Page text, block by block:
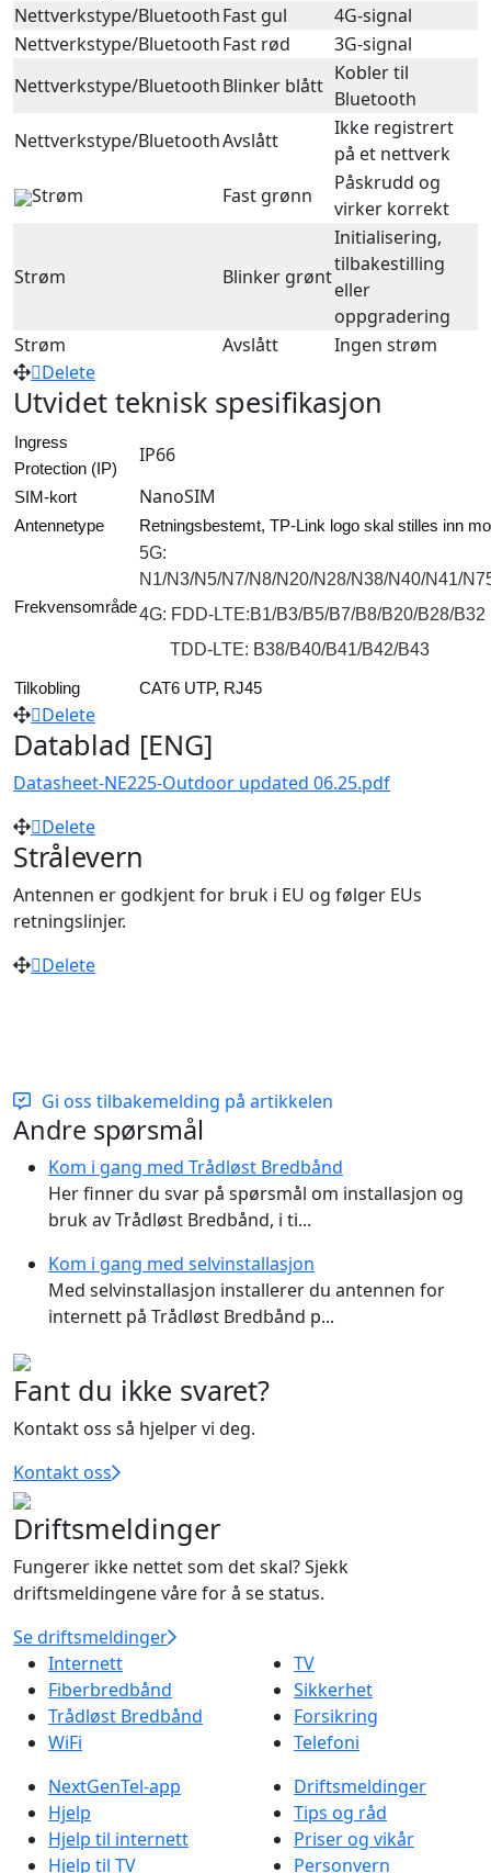
Nettverkstype/BluetoothFast gul
4G-signal
Nettverkstype/BluetoothFast rød
3G-signal
Nettverkstype/BluetoothBlinker blått
Kobler til
Bluetooth
Nettverkstype/BluetoothAvslått
Ikke registrert
på et nettverk
Strøm
Fast grønn
Påskrudd og
virker korrekt
Strøm Blinker grønt
Initialisering,
tilbakestilling
eller
oppgradering
Strøm
Avslått
Ingen strøm
Delete
Utvidet teknisk spesifikasjon
Ingress
Protection (IP)
IP66
SIM-kort NanoSIM
Antennetype Retningsbestemt, TP-Link logo skal stilles inn
Frekvensområde
5G:
N1/N3/N5/N7/N8/N20/N28/N38/N40/N41/
4G: FDD-LTE:B1/B3/B5/B7/B8/B20/B28/B32
TDD-LTE: B38/B40/B41/B42/B43
Tilkobling CAT6 UTP, RJ45
Delete
Datablad [ENG]
Datasheet-NE225-Outdoor updated 06.25.pdf
Delete
Strålevern
Antennen er godkjent for bruk i EU og følger EUs
retningslinjer.
Delete
Gi oss tilbakemelding på artikkelen
Additional Informations
Andre spørsmål
Kom i gang med Trådløst Bredbånd
Her finner du svar på spørsmål om installasjon og
bruk av Trådløst Bredbånd, i ti...
Kom i gang med selvinstallasjon
Med selvinstallasjon installerer du antennen for
internett på Trådløst Bredbånd p...
Fant du ikke svaret?
Kontakt oss så hjelper vi deg.
Kontakt oss
Driftsmeldinger
Fungerer ikke nettet som det skal? Sjekk
driftsmeldingene våre for å se status.
Se driftsmeldinger
Internett
Fiberbredbånd
Trådløst Bredbånd
WiFi
TV
Sikkerhet
Forsikring
Telefoni
NextGenTel-app
Hjelp
Hjelp til internett
Hjelp til TV
Driftsmeldinger
Tips og råd
Priser og vikår
Personvern